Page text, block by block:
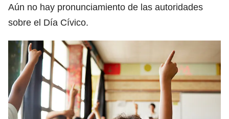
Aún no hay pronunciamiento de las autoridades
sobre el Día Cívico.